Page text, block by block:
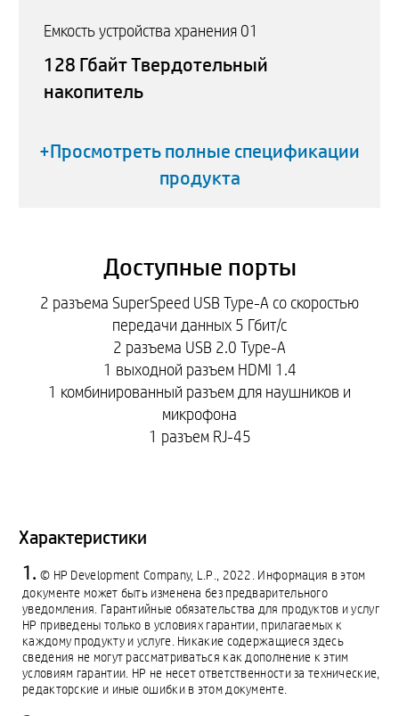
Емкость устройства хранения 01
128 Гбайт Твердотельный
накопитель
+Просмотреть полные спецификации
продукта
Доступные порты
2 разъема SuperSpeed USB Type-A со скоростью
передачи данных 5 Гбит/с
2 разъема USB 2.0 Type-A
1 выходной разъем HDMI 1.4
1 комбинированный разъем для наушников и
микрофона
1 разъем RJ-45
Характеристики
© HP Development Company, L.P., 2022. Информация в этом
документе может быть изменена без предварительного
уведомления. Гарантийные обязательства для продуктов и услуг
HP приведены только в условиях гарантии, прилагаемых к
каждому продукту и услуге. Никакие содержащиеся здесь
сведения не могут рассматриваться как дополнение к этим
условиям гарантии. HP не несет ответственности за технические,
редакторские и иные ошибки в этом документе.